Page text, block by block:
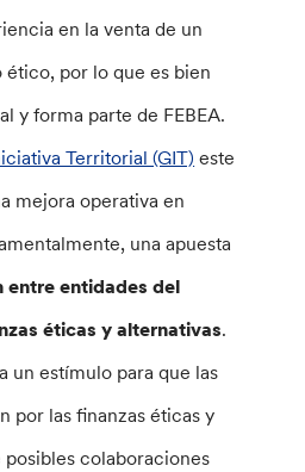
en la venta de un
por lo que es bien
y forma parte de FEBEA.
Territorial (GIT) este
mejora operativa en
una apuesta
entre entidades del
éticas y alternativas.
un estímulo para que las
por las finanzas éticas y
colaboraciones